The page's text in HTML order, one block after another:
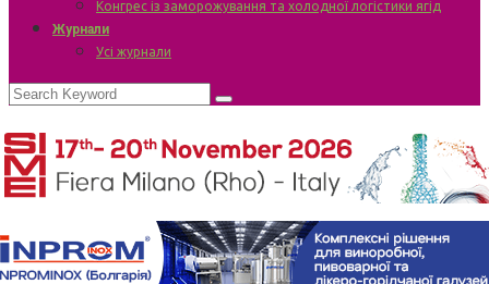
Конгрес із заморожування та холодної логістики ягід
Журнали
Усі журнали